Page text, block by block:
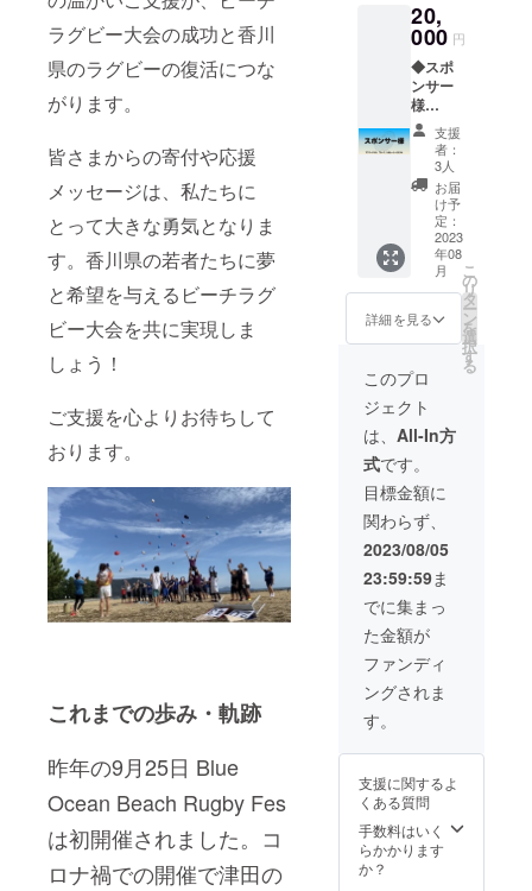
ラグビー大会の成功と香川
県のラグビーの復活につな
がります。
皆さまからの寄付や応援
メッセージは、私たちに
とって大きな勇気となりま
す。香川県の若者たちに夢
と希望を与えるビーチラグ
ビー大会を共に実現しま
しょう！
ご支援を心よりお待ちして
おります。
これまでの歩み・軌跡
昨年の9月25日 Blue
Ocean Beach Rugby Fes
は初開催されました。コ
ロナ禍での開催で津田の
所、宛
名の入
力をお
願いい
たしま
す。
20,
000 円
◆スポ
ンサー
様
SNS、
HP、大
会ムー
ビーに
名入れ
いたし
ます。
SNSに
て紹介
投稿。
HP掲載
期間
次回開
催日ま
で ※支
援時、
必ず備
考欄に
掲載を
希望さ
れるお
名前を
ご記入
くださ
い。
支援
者：
3人
お届
け予
定：
2023
年08
月
詳細を見る
こ
の
リ
タ
ー
ン
を
選
択
す
る
このプロ
ジェクト
は、 All-In方
式です。
目標金額に
関わらず、
2023/08/05
23:59:59ま
でに集まっ
た金額が
ファンディ
ングされま
す。
支援に関するよ
くある質問
手数料はいく
らかかります
か？